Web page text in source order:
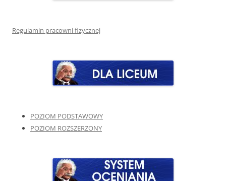
Regulamin pracowni fizycznej
POZIOM PODSTAWOWY
POZIOM ROZSZERZONY